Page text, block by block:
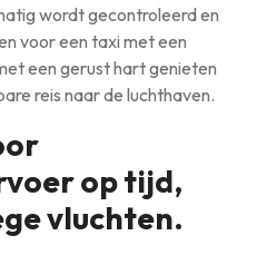
wordt gecontroleerd en
voor een taxi met een
een gerust hart genieten
reis naar de luchthaven.
op tijd,
vluchten.